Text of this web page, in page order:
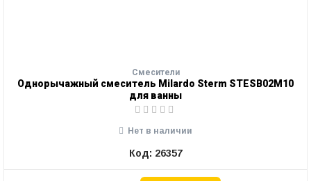
Смесители
Однорычажный смеситель Milardo Sterm STESB02M10
для ванны
Нет в наличии
Код: 26357